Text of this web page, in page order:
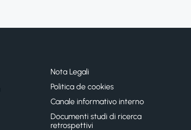
Nota Legali
Politica de cookies
Canale informativo interno
Documenti studi di ricerca
retrospettivi